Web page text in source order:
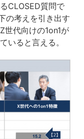
CLOSED質問で
の考えを引き出す
世代向けの1on1が
いると言える。